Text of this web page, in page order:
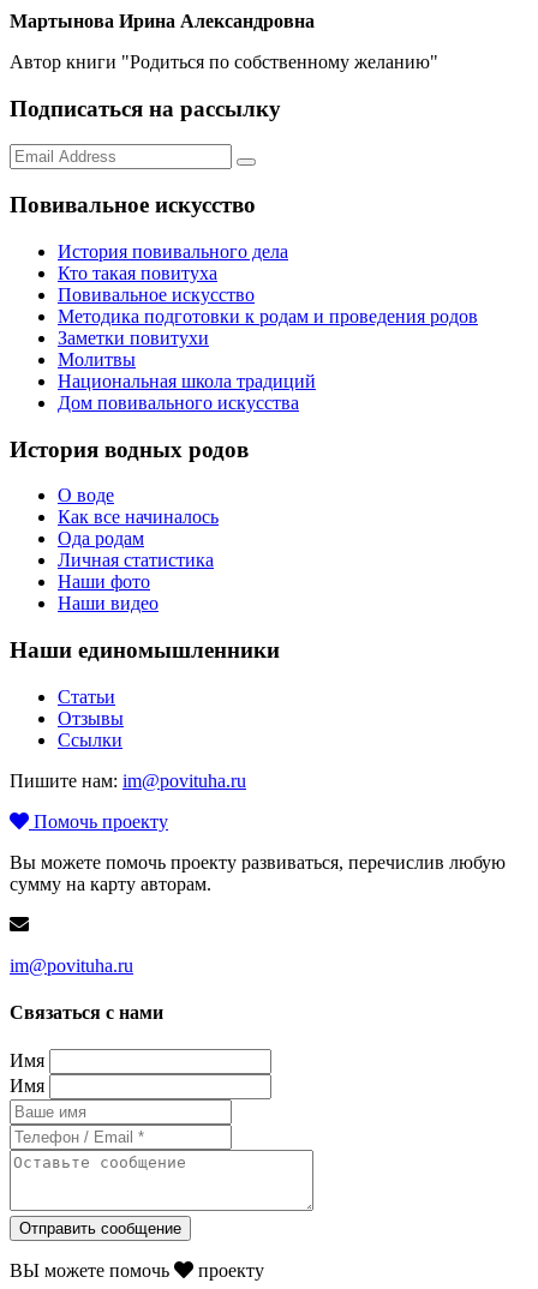
Мартынова Ирина Александровна
Автор книги "Родиться по собственному желанию"
Подписаться на рассылку
Повивальное искусство
История повивального дела
Кто такая повитуха
Повивальное искусство
Методика подготовки к родам и проведения родов
Заметки повитухи
Молитвы
Национальная школа традиций
Дом повивального искусства
История водных родов
О воде
Как все начиналось
Ода родам
Личная статистика
Наши фото
Наши видео
Наши единомышленники
Статьи
Отзывы
Ссылки
Пишите нам: im@povituha.ru
Помочь проекту
Вы можете помочь проекту развиваться, перечислив любую
сумму на карту авторам.
im@povituha.ru
Связаться с нами
Имя
Имя
Отправить сообщение
ВЫ можете помочь проекту